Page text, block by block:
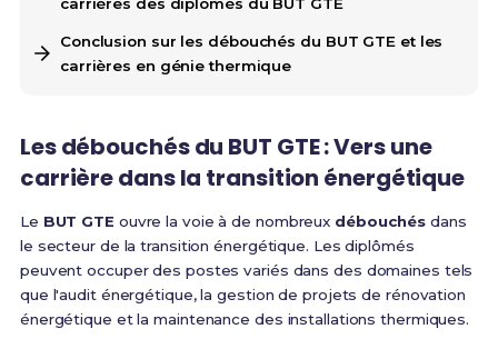
carrières des diplômés du BUT GTE
Conclusion sur les débouchés du BUT GTE et les
carrières en génie thermique
Les débouchés du BUT GTE : Vers une
carrière dans la transition énergétique
Le BUT GTE ouvre la voie à de nombreux débouchés dans
le secteur de la transition énergétique. Les diplômés
peuvent occuper des postes variés dans des domaines tels
que l'audit énergétique, la gestion de projets de rénovation
énergétique et la maintenance des installations thermiques.